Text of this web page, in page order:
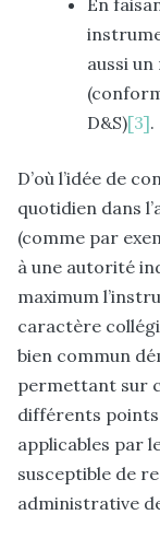
En
aussi
D&S)[3].
D’où l’idée de
quotidien dans
(comme par
à une autorité
maximum
caractère
bien commun
permettant sur
différents points
applicables par
susceptible de
administrative